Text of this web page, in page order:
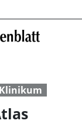
Klinikum